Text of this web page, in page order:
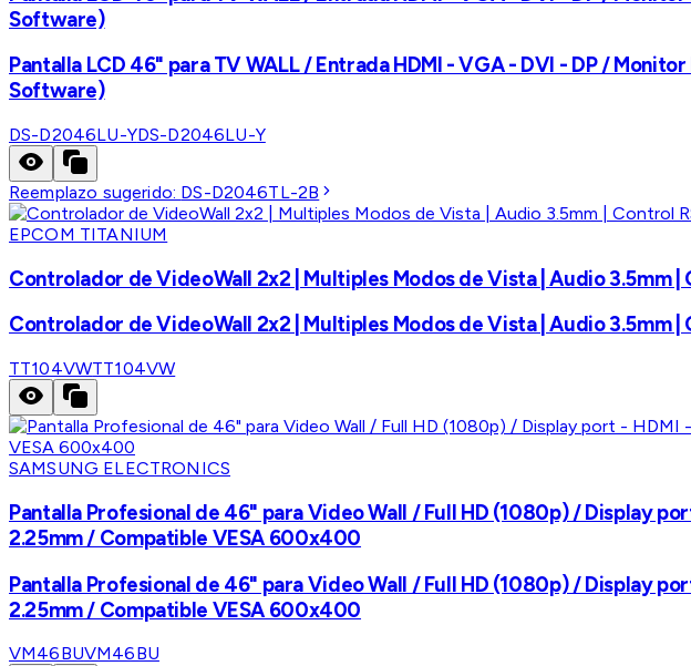
Software)
Pantalla LCD 46" para TV WALL / Entrada HDMI - VGA - DVI - DP /
Software)
DS-D2046LU-YDS-D2046LU-Y
Reemplazo sugerido: DS-D2046TL-2B
EPCOM TITANIUM
Controlador de VideoWall 2x2 | Multiples Modos de Vista | Audio 3.5mm |
Controlador de VideoWall 2x2 | Multiples Modos de Vista | Audio 3.5mm |
TT104VWTT104VW
SAMSUNG ELECTRONICS
Pantalla Profesional de 46" para Video Wall / Full HD (1080p) / Display
2.25mm / Compatible VESA 600x400
Pantalla Profesional de 46" para Video Wall / Full HD (1080p) / Display
2.25mm / Compatible VESA 600x400
VM46BUVM46BU